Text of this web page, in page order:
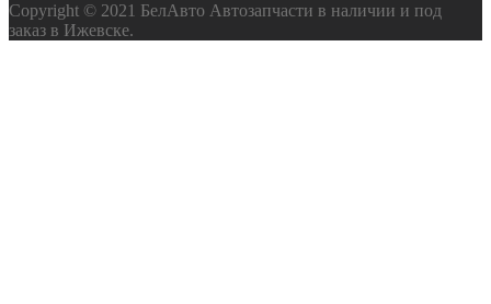
Copyright © 2021 БелАвто Автозапчасти в наличии и под
заказ в Ижевске.